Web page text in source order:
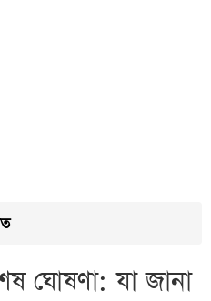
ঘোষণা: যা জানা